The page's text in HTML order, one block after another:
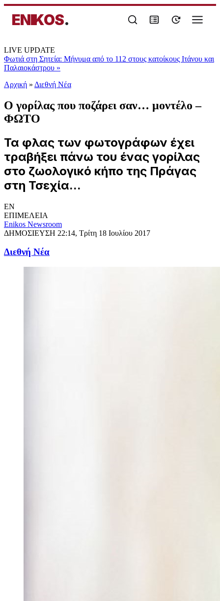
ENIKOS.
LIVE UPDATE
Φωτιά στη Σητεία: Μήνυμα από το 112 στους κατοίκους Ιτάνου και
Παλαιοκάστρου »
Αρχική » Διεθνή Νέα
O γορίλας που ποζάρει σαν… μοντέλο –
ΦΩΤΟ
Τα φλας των φωτογράφων έχει
τραβήξει πάνω του ένας γορίλας
στο ζωολογικό κήπο της Πράγας
στη Τσεχία...
EN
ΕΠΙΜΕΛΕΙΑ
Enikos Newsroom
ΔΗΜΟΣΙΕΥΣΗ 22:14, Τρίτη 18 Ιουλίου 2017
Διεθνή Νέα